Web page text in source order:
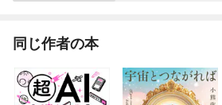
同じ作者の本